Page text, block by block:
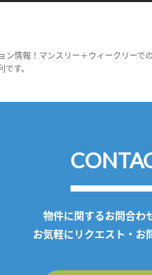
情報！マンスリー＋ウィークリー
す。
物件に関するお問合わ
お気軽にリクエスト・お